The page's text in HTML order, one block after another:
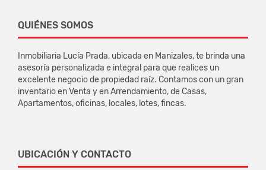
QUIÉNES SOMOS
Inmobiliaria Lucía Prada, ubicada en Manizales, te brinda una
asesoría personalizada e integral para que realices un
excelente negocio de propiedad raíz. Contamos con un gran
inventario en Venta y en Arrendamiento, de Casas,
Apartamentos, oficinas, locales, lotes, fincas.
UBICACIÓN Y CONTACTO